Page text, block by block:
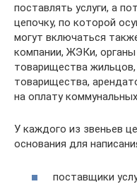
поставлять услуги, а
цепочку, по которой
могут включаться
компании, ЖЭКи, органы
товарищества
товарищества,
на оплату
У каждого из звеньев
основания для
поставщики